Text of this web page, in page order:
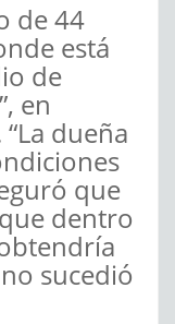
de 44
está
de
en
dueña
que
dentro
sucedió